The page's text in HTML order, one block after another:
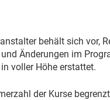
behält sich vor,
Änderungen im
voller Höhe erstattet.
der Kurse